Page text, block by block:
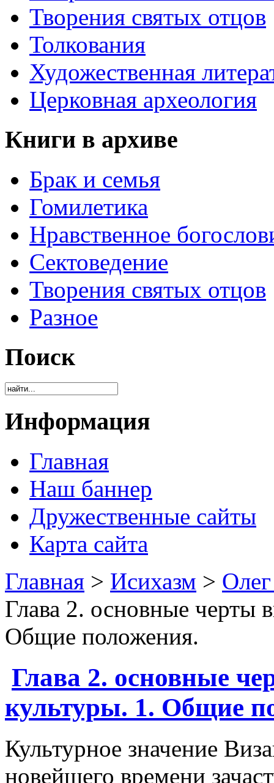
Творения святых отцов
Толкования
Художественная
Церковная археология
Книги в архиве
Брак и семья
Гомилетика
Нравственное
Сектоведение
Творения святых отцов
Разное
Поиск
Информация
Главная
Наш баннер
Дружественные сайты
Карта сайта
Главная > Исихазм >
Глава 2. основные черты
Общие положения.
Глава 2. основные
культуры. 1. Общие
Культурное значение
новейшего времени